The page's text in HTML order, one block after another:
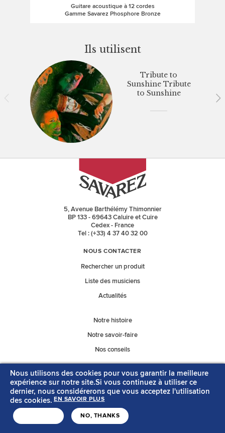
Guitare acoustique à 12 cordes
Gamme Savarez Phosphore Bronze
Ils utilisent
Tribute to
Sunshine Tribute
to Sunshine
5, Avenue Barthélémy Thimonnier
BP 133 - 69643 Caluire et Cuire
Cedex - France
Tel : (+33) 4 37 40 32 00
NOUS CONTACTER
Rechercher un produit
Liste des musiciens
Actualités
Notre histoire
Notre savoir-faire
Nos conseils
Nos catalogues
MENTIONS LÉGALES
Copyright © Savarez
Nous utilisons des cookies pour vous garantir la meilleure
expérience sur notre site.Si vous continuez à utiliser ce
dernier, nous considérerons que vous acceptez l'utilisation
des cookies. EN SAVOIR PLUS
NO, THANKS